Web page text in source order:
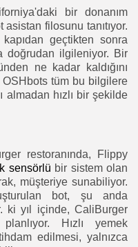
bir donanım
filosunu tanıtıyor.
geçtikten sonra
doğrudan ilgileniyor. Bir
ne kadar kaldığını
tüm bu bilgilere
almadan hızlı bir şekilde
restoranında, Flippy
sensörlü bir sistem olan
müşteriye sunabiliyor.
bot, şu anda
ki yıl içinde, CaliBurger
Hızlı yemek
edilmesi, yalnızca